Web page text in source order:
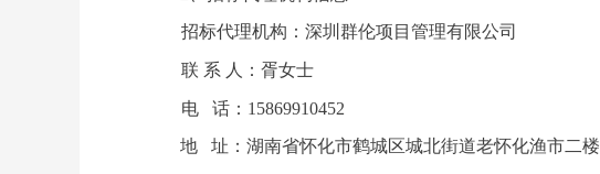
招标代理机构：深圳群伦项目管理有限公司
联 系 人： 胥女士
电 话： 15869910452
地 址：湖南省怀化市鹤城区城北街道老怀化渔市二楼